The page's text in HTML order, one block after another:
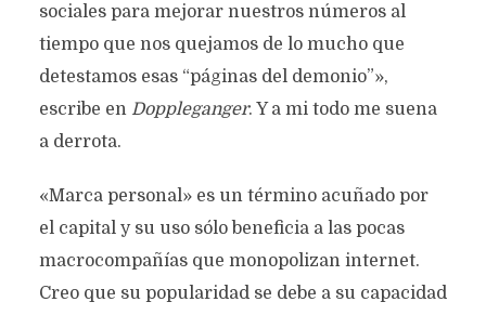
sociales para mejorar nuestros números al
tiempo que nos quejamos de lo mucho que
detestamos esas “páginas del demonio”»,
escribe en Doppleganger. Y a mi todo me suena
a derrota.
«Marca personal» es un término acuñado por
el capital y su uso sólo beneficia a las pocas
macrocompañías que monopolizan internet.
Creo que su popularidad se debe a su capacidad